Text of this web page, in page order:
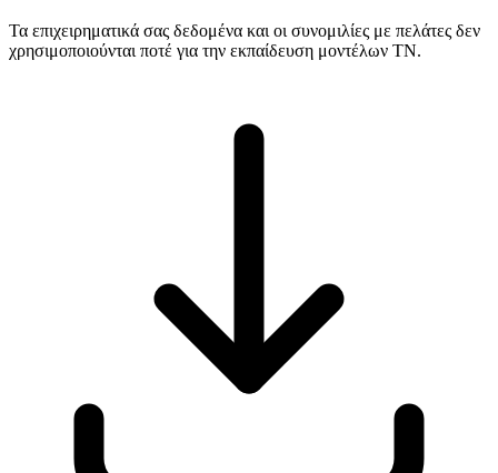
Τα επιχειρηματικά σας δεδομένα και οι συνομιλίες με πελάτες δεν
χρησιμοποιούνται ποτέ για την εκπαίδευση μοντέλων ΤΝ.